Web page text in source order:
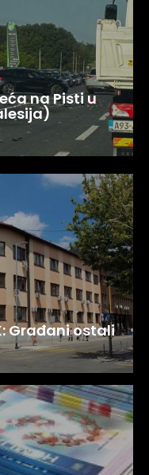
na Pisti u
Građani ostali